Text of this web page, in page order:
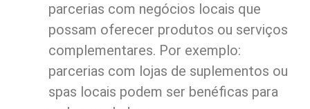
parcerias com negócios locais que
possam oferecer produtos ou serviços
complementares. Por exemplo:
parcerias com lojas de suplementos ou
spas locais podem ser benéficas para